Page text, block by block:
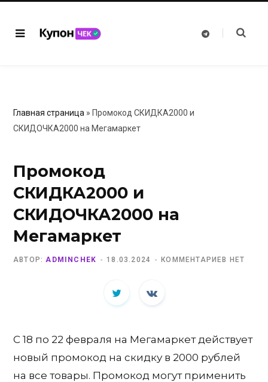
T
Главная страница » Промокод СКИДКА2000 и
СКИДОЧКА2000 на Мегамаркет
Промокод
СКИДКА2000 и
СКИДОЧКА2000 на
Мегамаркет
АВТОР: ADMINCHEK 18.03.2024 КОММЕНТАРИЕВ НЕТ
С 18 по 22 февраля на Мегамаркет действует
новый промокод на скидку в 2000 рублей
на все товары. Промокод могут применить